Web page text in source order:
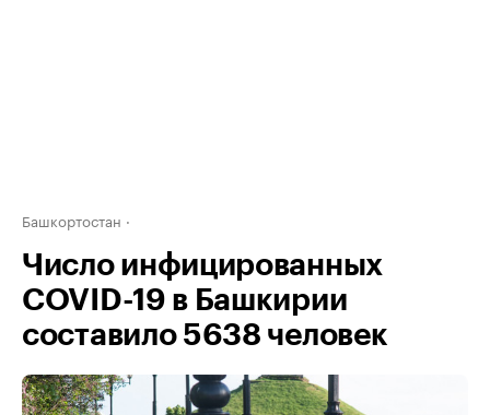
Башкортостан
Число инфицированных
COVID-19 в Башкирии
составило 5638 человек